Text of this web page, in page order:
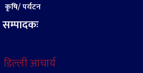
कृषि/ पर्यटन
सम्पादकः
डिल्ली आचार्य